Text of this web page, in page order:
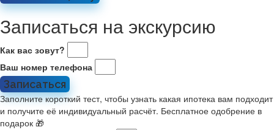
Записаться на экскурсию
Как вас зовут?
Ваш номер телефона
Записаться
Заполните короткий тест, чтобы узнать какая ипотека вам подходит
и получите её индивидуальный расчёт. Бесплатное одобрение в
подарок 🎁